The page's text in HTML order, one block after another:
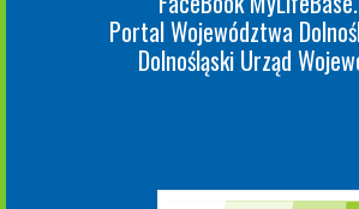
Portal Województwa
Dolnośląski Urząd